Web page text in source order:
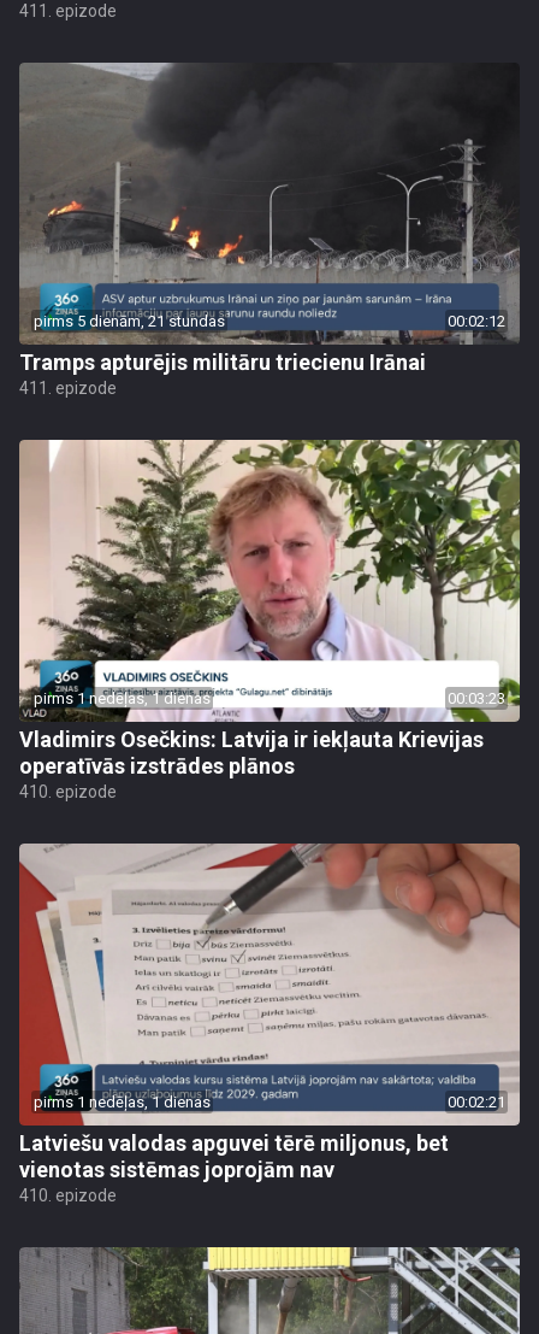
411. epizode
pirms 5 dienām, 21 stundas 00:02:12
Tramps apturējis militāru triecienu Irānai
411. epizode
pirms 1 nedēļas, 1 dienas 00:03:23
Vladimirs Osečkins: Latvija ir iekļauta Krievijas
operatīvās izstrādes plānos
410. epizode
pirms 1 nedēļas, 1 dienas 00:02:21
Latviešu valodas apguvei tērē miljonus, bet
vienotas sistēmas joprojām nav
410. epizode